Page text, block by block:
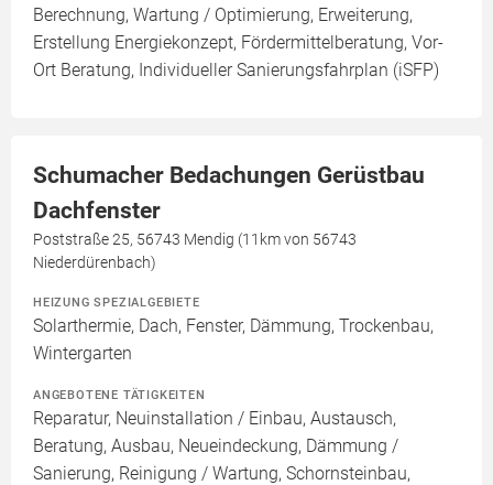
Berechnung, Wartung / Optimierung, Erweiterung,
Erstellung Energiekonzept, Fördermittelberatung, Vor-
Ort Beratung, Individueller Sanierungsfahrplan (iSFP)
Schumacher Bedachungen Gerüstbau
Dachfenster
Poststraße 25, 56743 Mendig (11km von 56743
Niederdürenbach)
HEIZUNG SPEZIALGEBIETE
Solarthermie, Dach, Fenster, Dämmung, Trockenbau,
Wintergarten
ANGEBOTENE TÄTIGKEITEN
Reparatur, Neuinstallation / Einbau, Austausch,
Beratung, Ausbau, Neueindeckung, Dämmung /
Sanierung, Reinigung / Wartung, Schornsteinbau,